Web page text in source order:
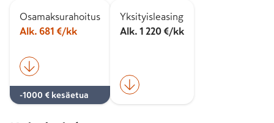
Osamaksurahoitus
Alk. 681 €/kk
-1000 € kesäetua
Yksityisleasing
Alk. 1 220 €/kk